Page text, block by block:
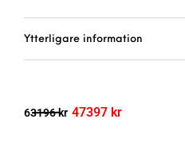
Ytterligare information
63196kr 47397 kr